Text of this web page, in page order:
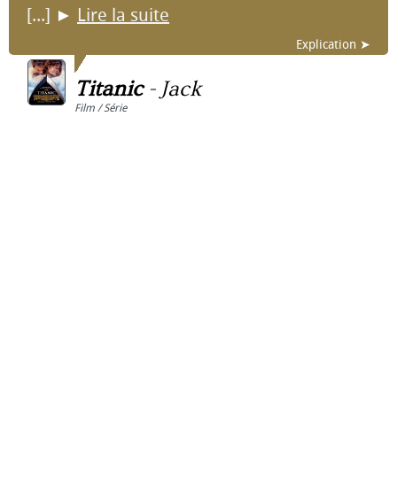
[...] ► Lire la suite
Explication ➤
Titanic- Jack
Film / Série